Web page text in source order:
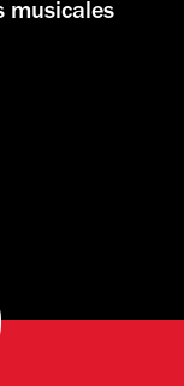
musicales